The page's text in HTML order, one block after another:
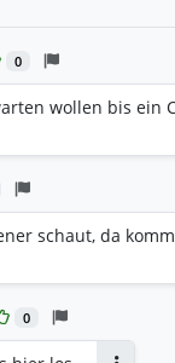
0
wollen bis ein
schaut, da
0